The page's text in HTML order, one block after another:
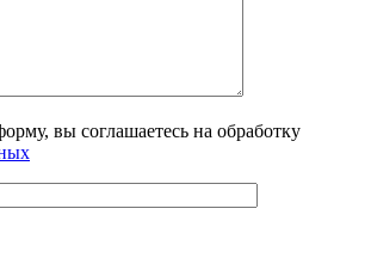
вы соглашаетесь на обработку